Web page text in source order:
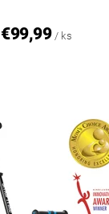
€99,99 / ks